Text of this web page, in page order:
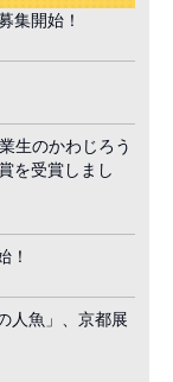
集開始！
生のかわじろう
を受賞しまし
！
人魚」、京都展